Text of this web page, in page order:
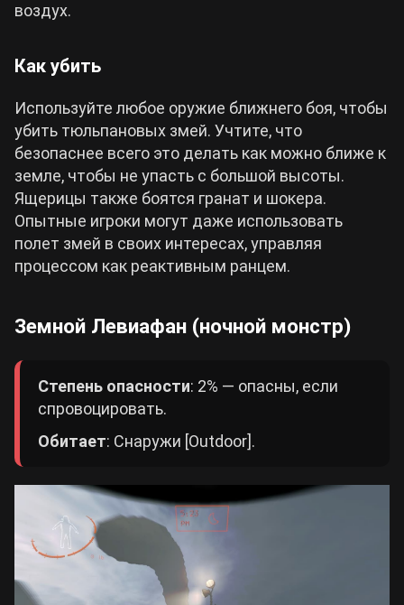
воздух.
Как убить
Используйте любое оружие ближнего боя, чтобы
убить тюльпановых змей. Учтите, что
безопаснее всего это делать как можно ближе к
земле, чтобы не упасть с большой высоты.
Ящерицы также боятся гранат и шокера.
Опытные игроки могут даже использовать
полет змей в своих интересах, управляя
процессом как реактивным ранцем.
Земной Левиафан (ночной монстр)
Степень опасности: 2% — опасны, если
спровоцировать.
Обитает: Снаружи [Outdoor].